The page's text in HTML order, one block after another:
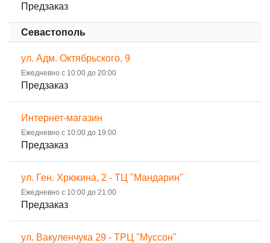
Предзаказ
Севастополь
ул. Адм. Октябрьского, 9
Ежедневно с 10:00 до 20:00
Предзаказ
Интернет-магазин
Ежедневно с 10:00 до 19:00
Предзаказ
ул. Ген. Хрюкина, 2 - ТЦ "Мандарин"
Ежедневно с 10:00 до 21:00
Предзаказ
ул. Вакуленчука 29 - ТРЦ "Муссон"